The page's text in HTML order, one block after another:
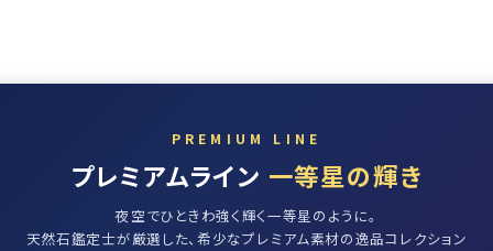
PREMIUM LINE
プレミアムライン 一等星の輝き
夜空でひときわ強く輝く一等星のように。
天然石鑑定士が厳選した、希少なプレミアム素材の逸品コレクション